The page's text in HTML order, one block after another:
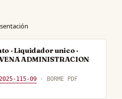
· Liquidador unico ·
ADMINISTRACION
2025-115-09 · BORME PDF